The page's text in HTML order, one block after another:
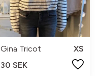
Gina Tricot
XS
30 SEK